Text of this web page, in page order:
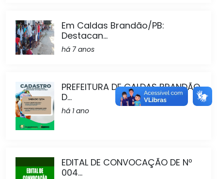
Em Caldas Brandão/PB:
Destacan...
há 7 anos
PREFEITURA DE CALDAS BRANDÃO
D...
há 1 ano
EDITAL DE CONVOCAÇÃO DE Nº
004...